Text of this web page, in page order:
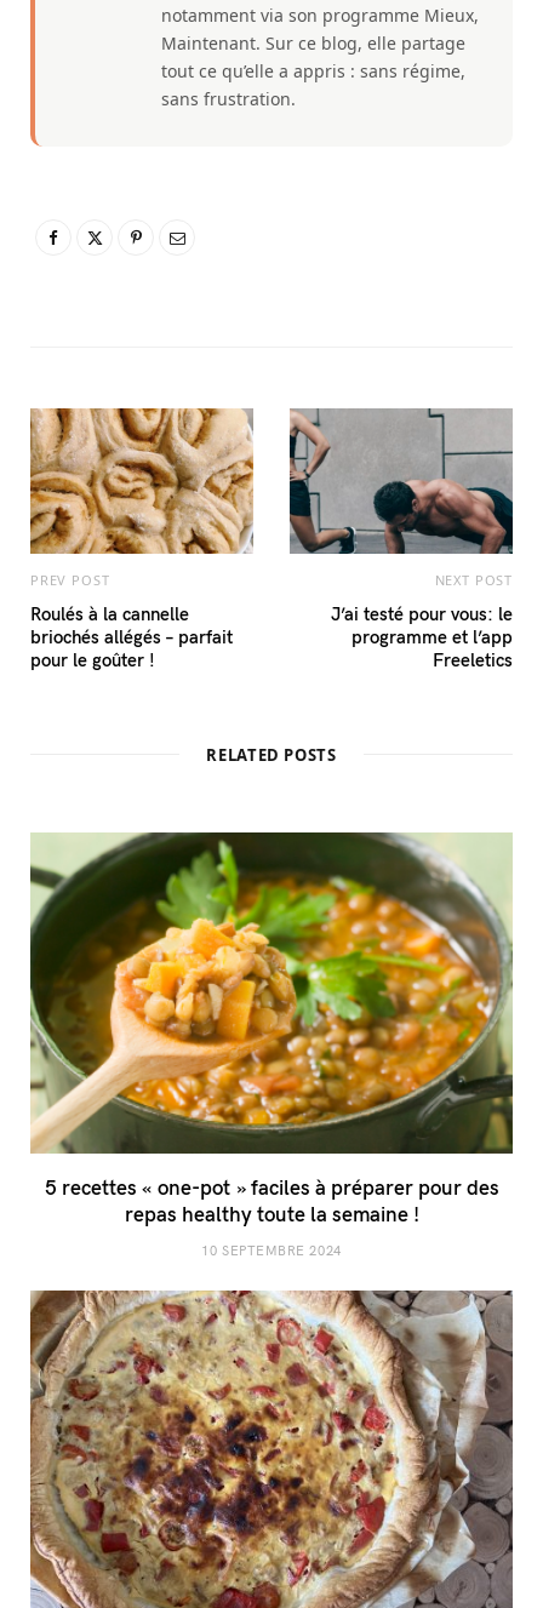
notamment via son programme Mieux,
Maintenant. Sur ce blog, elle partage
tout ce qu’elle a appris : sans régime,
sans frustration.
PREV POST
Roulés à la cannelle
briochés allégés – parfait
pour le goûter !
NEXT POST
J’ai testé pour vous: le
programme et l’app
Freeletics
RELATED POSTS
5 recettes « one-pot » faciles à préparer pour des
repas healthy toute la semaine !
10 SEPTEMBRE 2024